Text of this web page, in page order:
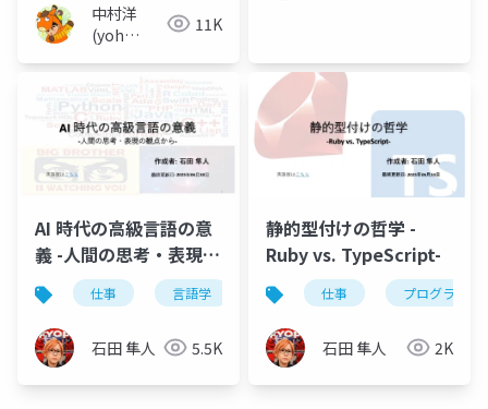
中村洋
(yoh
11K
AI 時代の高級言語の意
義 -人間の思考・表現の
観点から-
仕事 言語学 プログラミング言語 エンジ
石田 隼人 5.5K
静的型付けの哲学 -
Ruby vs. TypeScript-
仕事 プログラミン
石田 隼人 2K